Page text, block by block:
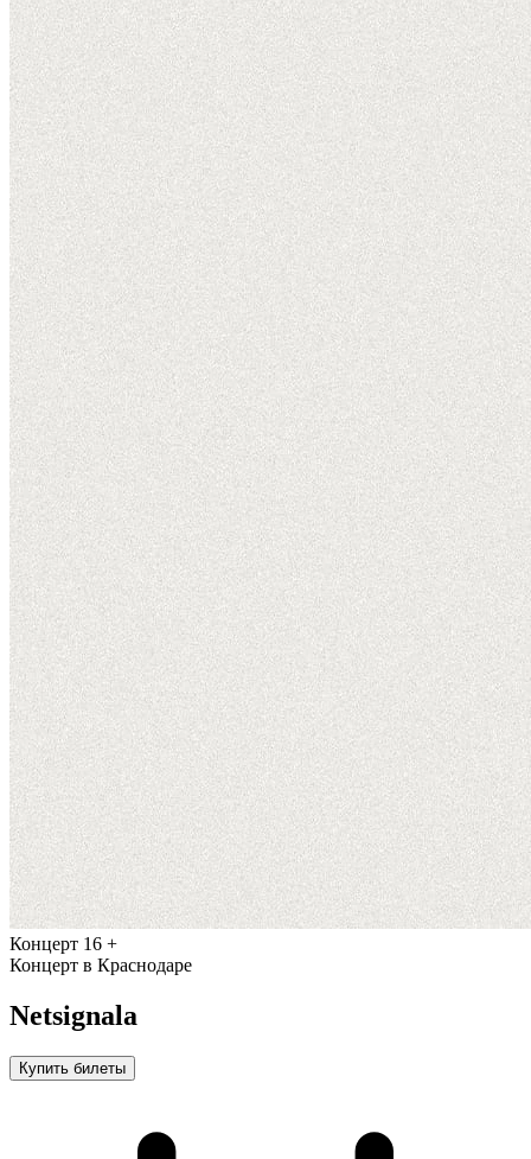
Концерт 16 +
Концерт в Краснодаре
Netsignala
Купить билеты